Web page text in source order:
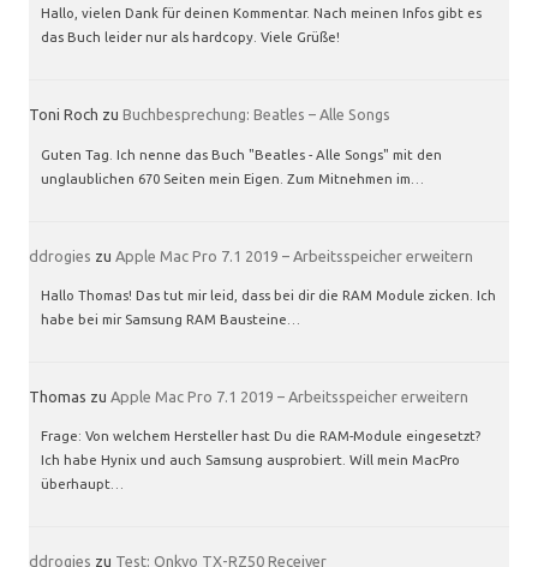
Hallo, vielen Dank für deinen Kommentar. Nach meinen Infos gibt es
das Buch leider nur als hardcopy. Viele Grüße!
Toni Roch zu Buchbesprechung: Beatles – Alle Songs
Guten Tag. Ich nenne das Buch "Beatles - Alle Songs" mit den
unglaublichen 670 Seiten mein Eigen. Zum Mitnehmen im…
ddrogies zu Apple Mac Pro 7.1 2019 – Arbeitsspeicher erweitern
Hallo Thomas! Das tut mir leid, dass bei dir die RAM Module zicken. Ich
habe bei mir Samsung RAM Bausteine…
Thomas zu Apple Mac Pro 7.1 2019 – Arbeitsspeicher erweitern
Frage: Von welchem Hersteller hast Du die RAM-Module eingesetzt?
Ich habe Hynix und auch Samsung ausprobiert. Will mein MacPro
überhaupt…
ddrogies zu Test: Onkyo TX-RZ50 Receiver